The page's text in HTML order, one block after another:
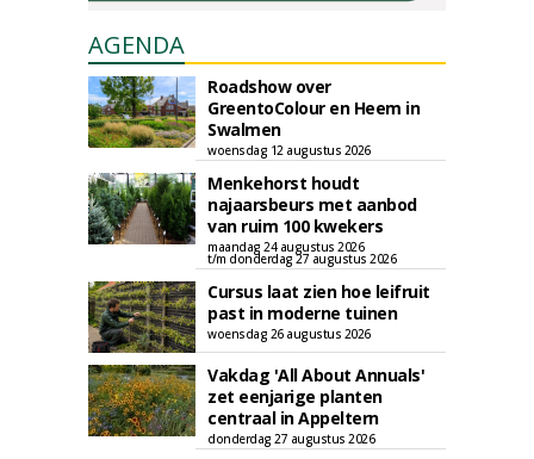
AGENDA
Roadshow over
GreentoColour en Heem in
Swalmen
woensdag 12 augustus 2026
Menkehorst houdt
najaarsbeurs met aanbod
van ruim 100 kwekers
maandag 24 augustus 2026
t/m donderdag 27 augustus 2026
Cursus laat zien hoe leifruit
past in moderne tuinen
woensdag 26 augustus 2026
Vakdag 'All About Annuals'
zet eenjarige planten
centraal in Appeltern
donderdag 27 augustus 2026